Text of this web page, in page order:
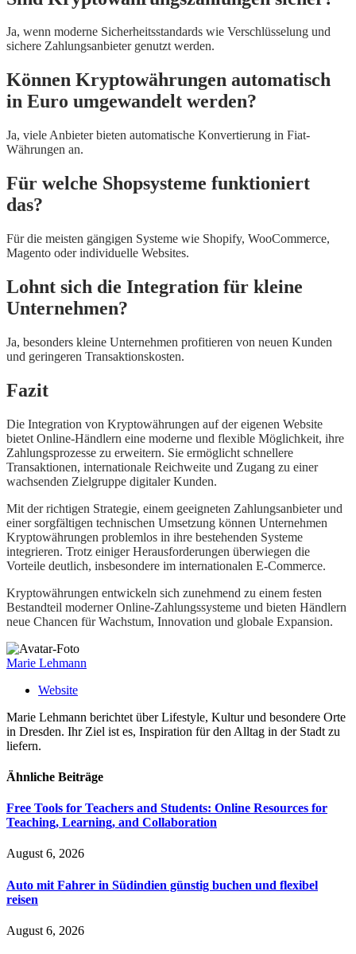
Ja, wenn moderne Sicherheitsstandards wie Verschlüsselung und
sichere Zahlungsanbieter genutzt werden.
Können Kryptowährungen automatisch
in Euro umgewandelt werden?
Ja, viele Anbieter bieten automatische Konvertierung in Fiat-
Währungen an.
Für welche Shopsysteme funktioniert
das?
Für die meisten gängigen Systeme wie Shopify, WooCommerce,
Magento oder individuelle Websites.
Lohnt sich die Integration für kleine
Unternehmen?
Ja, besonders kleine Unternehmen profitieren von neuen Kunden
und geringeren Transaktionskosten.
Fazit
Die Integration von Kryptowährungen auf der eigenen Website
bietet Online-Händlern eine moderne und flexible Möglichkeit, ihre
Zahlungsprozesse zu erweitern. Sie ermöglicht schnellere
Transaktionen, internationale Reichweite und Zugang zu einer
wachsenden Zielgruppe digitaler Kunden.
Mit der richtigen Strategie, einem geeigneten Zahlungsanbieter und
einer sorgfältigen technischen Umsetzung können Unternehmen
Kryptowährungen problemlos in ihre bestehenden Systeme
integrieren. Trotz einiger Herausforderungen überwiegen die
Vorteile deutlich, insbesondere im internationalen E-Commerce.
Kryptowährungen entwickeln sich zunehmend zu einem festen
Bestandteil moderner Online-Zahlungssysteme und bieten Händlern
neue Chancen für Wachstum, Innovation und globale Expansion.
Marie Lehmann
Website
Marie Lehmann berichtet über Lifestyle, Kultur und besondere Orte
in Dresden. Ihr Ziel ist es, Inspiration für den Alltag in der Stadt zu
liefern.
Ähnliche Beiträge
Free Tools for Teachers and Students: Online Resources for
Teaching, Learning, and Collaboration
August 6, 2026
Auto mit Fahrer in Südindien günstig buchen und flexibel
reisen
August 6, 2026